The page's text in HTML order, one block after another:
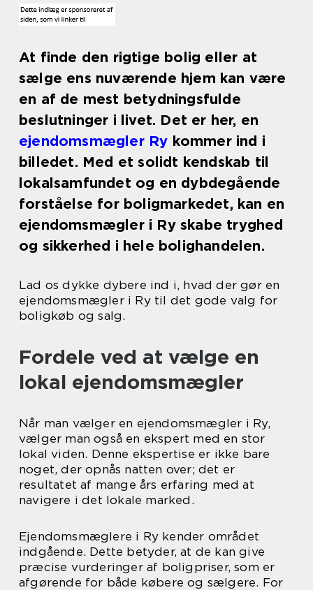
At finde den rigtige bolig eller at
sælge ens nuværende hjem kan være
en af de mest betydningsfulde
beslutninger i livet. Det er her, en
ejendomsmægler Ry kommer ind i
billedet. Med et solidt kendskab til
lokalsamfundet og en dybdegående
forståelse for boligmarkedet, kan en
ejendomsmægler i Ry skabe tryghed
og sikkerhed i hele bolighandelen.
Lad os dykke dybere ind i, hvad der gør en
ejendomsmægler i Ry til det gode valg for
boligkøb og salg.
Fordele ved at vælge en
lokal ejendomsmægler
Når man vælger en ejendomsmægler i Ry,
vælger man også en ekspert med en stor
lokal viden. Denne ekspertise er ikke bare
noget, der opnås natten over; det er
resultatet af mange års erfaring med at
navigere i det lokale marked.
Ejendomsmæglere i Ry kender området
indgående. Dette betyder, at de kan give
præcise vurderinger af boligpriser, som er
afgørende for både købere og sælgere. For